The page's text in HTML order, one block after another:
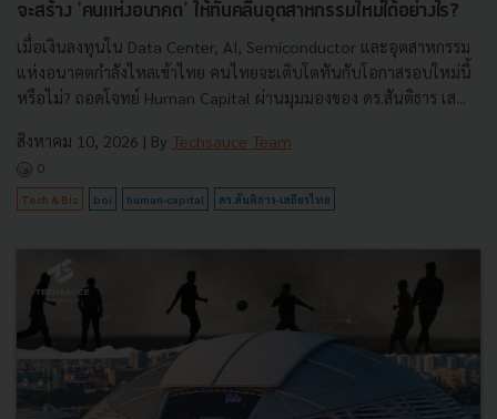
จะสร้าง 'คนแห่งอนาคต' ให้ทันคลื่นอุตสาหกรรมใหม่ได้อย่างไร?
เมื่อเงินลงทุนใน Data Center, AI, Semiconductor และอุตสาหกรรม
แห่งอนาคตกำลังไหลเข้าไทย คนไทยจะเติบโตทันกับโอกาสรอบใหม่นี้
หรือไม่? ถอดโจทย์ Human Capital ผ่านมุมมองของ ดร.สันติธาร เส...
สิงหาคม 10, 2026 | By Techsauce Team
0
Tech & Biz boi human-capital ดร.สันติธาร-เสถียรไทย